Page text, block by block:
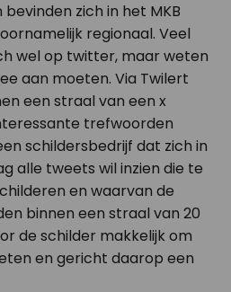
zich in het MKB
regionaal. Veel
wel op twitter, maar weten
aan moeten. Via Twilert
een straal van een x
trefwoorden
schildersbedrijf dat zich in
alle tweets wil inzien die te
en waarvan de
binnen een straal van 20
de schilder makkelijk om
en gericht daarop een